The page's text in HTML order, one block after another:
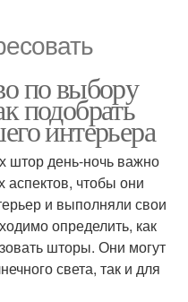
по выбору
подобрать
интерьера
штор день-ночь важно
аспектов, чтобы они
и выполняли свои
определить, как
шторы. Они могут
света, так и для